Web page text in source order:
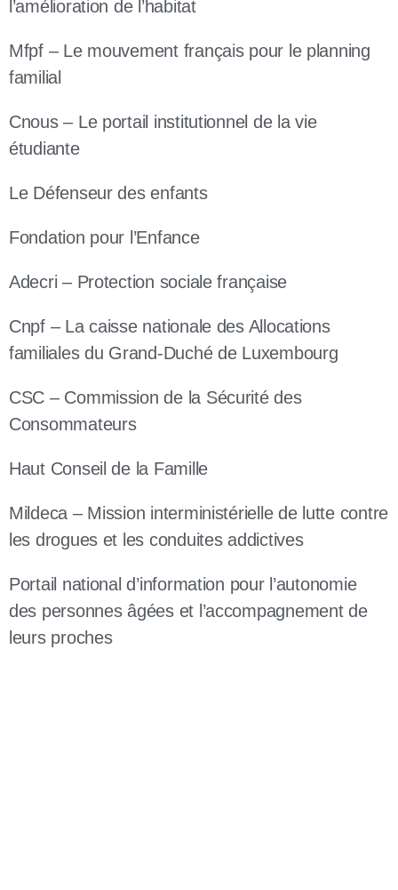
l’amélioration de l’habitat
Mfpf – Le mouvement français pour le planning
familial
Cnous – Le portail institutionnel de la vie
étudiante
Le Défenseur des enfants
Fondation pour l’Enfance
Adecri – Protection sociale française
Cnpf – La caisse nationale des Allocations
familiales du Grand-Duché de Luxembourg
CSC – Commission de la Sécurité des
Consommateurs
Haut Conseil de la Famille
Mildeca – Mission interministérielle de lutte contre
les drogues et les conduites addictives
Portail national d’information pour l’autonomie
des personnes âgées et l’accompagnement de
leurs proches